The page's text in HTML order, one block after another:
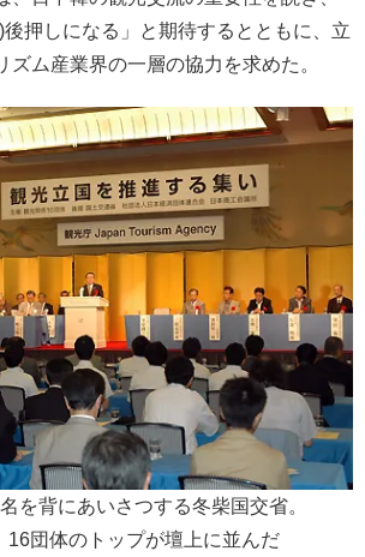
後押しになる」と期待するとともに、立
ズム産業界の一層の協力を求めた。
を背にあいさつする冬柴国交省。
16団体のトップが壇上に並んだ